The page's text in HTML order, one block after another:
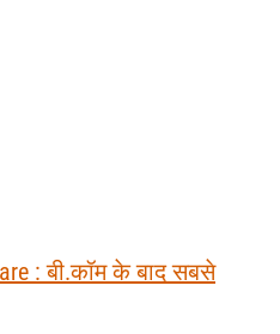
: बी.कॉम के बाद सबसे